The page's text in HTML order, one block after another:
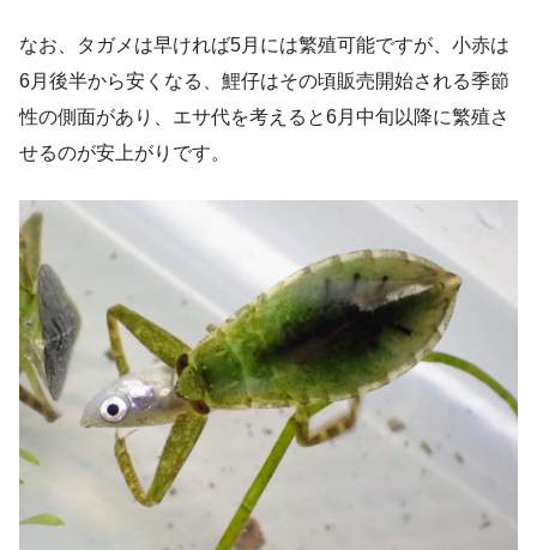
なお、タガメは早ければ5月には繁殖可能ですが、小赤は
6月後半から安くなる、鯉仔はその頃販売開始される季節
性の側面があり、エサ代を考えると6月中旬以降に繁殖さ
せるのが安上がりです。